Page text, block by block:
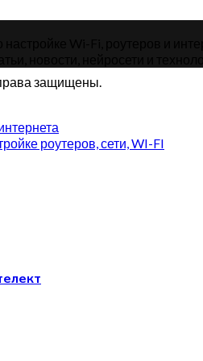
защищены.
роутеров, сети, WI-FI